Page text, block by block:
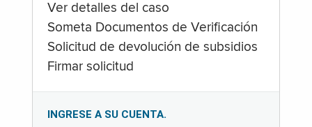
Ver detalles del caso
Someta Documentos de Verificación
Solicitud de devolución de subsidios
Firmar solicitud
INGRESE A SU CUENTA.